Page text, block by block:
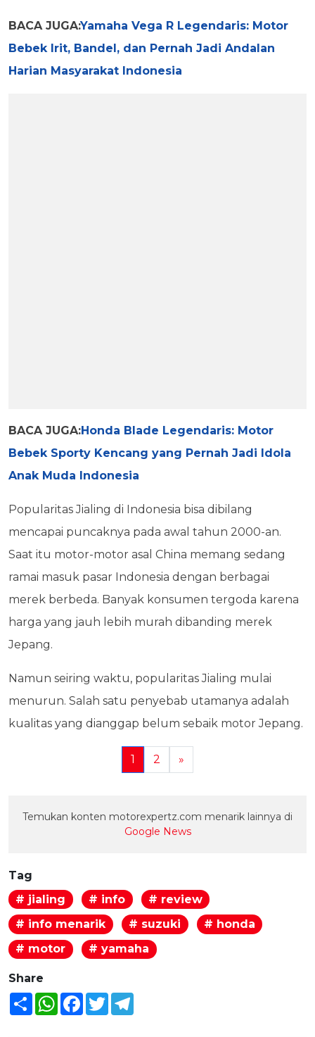
BACA JUGA:Yamaha Vega R Legendaris: Motor
Bebek Irit, Bandel, dan Pernah Jadi Andalan
Harian Masyarakat Indonesia
BACA JUGA:Honda Blade Legendaris: Motor
Bebek Sporty Kencang yang Pernah Jadi Idola
Anak Muda Indonesia
Popularitas Jialing di Indonesia bisa dibilang
mencapai puncaknya pada awal tahun 2000-an.
Saat itu motor-motor asal China memang sedang
ramai masuk pasar Indonesia dengan berbagai
merek berbeda. Banyak konsumen tergoda karena
harga yang jauh lebih murah dibanding merek
Jepang.
Namun seiring waktu, popularitas Jialing mulai
menurun. Salah satu penyebab utamanya adalah
kualitas yang dianggap belum sebaik motor Jepang.
1 2 »
Temukan konten motorexpertz.com menarik lainnya di
Google News
Tag
# jialing
# info
# review
# info menarik
# suzuki
# honda
# motor
# yamaha
Share
Share WhatsAppFacebook
Twitter